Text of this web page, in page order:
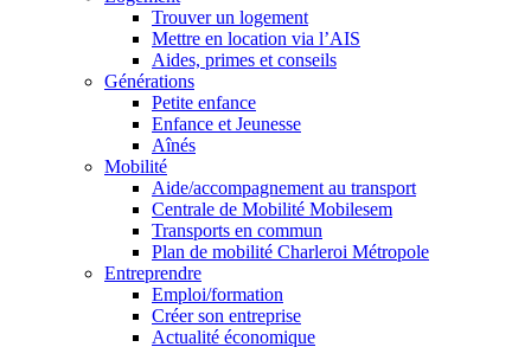
Trouver un logement
Mettre en location via l’AIS
Aides, primes et conseils
Générations
Petite enfance
Enfance et Jeunesse
Aînés
Mobilité
Aide/accompagnement au transport
Centrale de Mobilité Mobilesem
Transports en commun
Plan de mobilité Charleroi Métropole
Entreprendre
Emploi/formation
Créer son entreprise
Actualité économique